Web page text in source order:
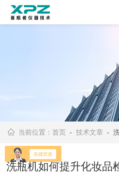
当前位置：首页 -技术文章 -
洗瓶机如何提升化妆品